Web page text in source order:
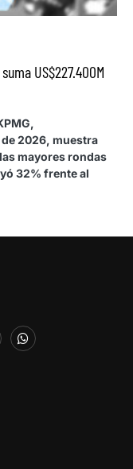
US$227.400M
2026, muestra
mayores rondas
32% frente al